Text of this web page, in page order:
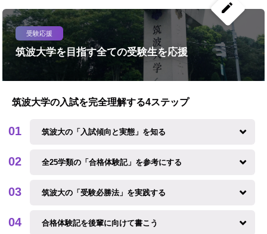
create
受験応援
筑波大学を目指す全ての受験生を応援
筑波大学の入試を完全理解する4ステップ
筑波大の「入試傾向と実態」を知る
全25学類の「合格体験記」を参考にする
筑波大の「受験必勝法」を実践する
合格体験記を後輩に向けて書こう